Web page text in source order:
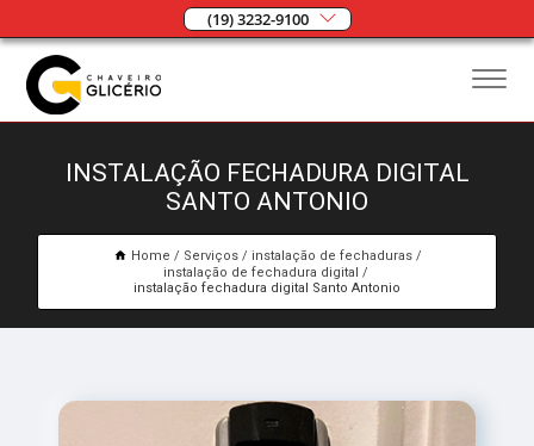
(19) 3232-9100
INSTALAÇÃO FECHADURA DIGITAL
SANTO ANTONIO
Home Serviços
instalação de fechaduras
instalação de fechadura digital
instalação fechadura digital Santo Antonio